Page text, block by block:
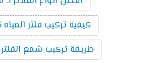
كيفية تركيب فلتر المياه 5 مراحل
طريقة تركيب شمع الفلتر 5 مراحل